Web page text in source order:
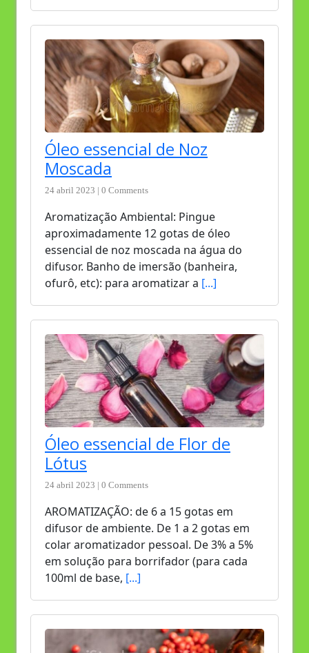
Óleo essencial de Noz
Moscada
24 abril 2023 | 0 Comments
Aromatização Ambiental: Pingue
aproximadamente 12 gotas de óleo
essencial de noz moscada na água do
difusor. Banho de imersão (banheira,
ofurô, etc): para aromatizar a [...]
Óleo essencial de Flor de
Lótus
24 abril 2023 | 0 Comments
AROMATIZAÇÃO: de 6 a 15 gotas em
difusor de ambiente. De 1 a 2 gotas em
colar aromatizador pessoal. De 3% a 5%
em solução para borrifador (para cada
100ml de base, [...]